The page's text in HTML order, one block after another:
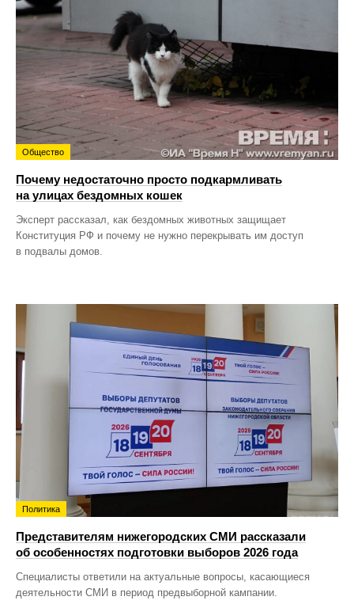
Общество
Почему недостаточно просто подкармливать
на улицах бездомных кошек
Эксперт рассказал, как бездомных животных защищает
Конституция РФ и почему не нужно перекрывать им доступ
в подвалы домов.
Политика
Представителям нижегородских СМИ рассказали
об особенностях подготовки выборов 2026 года
Специалисты ответили на актуальные вопросы, касающиеся
деятельности СМИ в период предвыборной кампании.